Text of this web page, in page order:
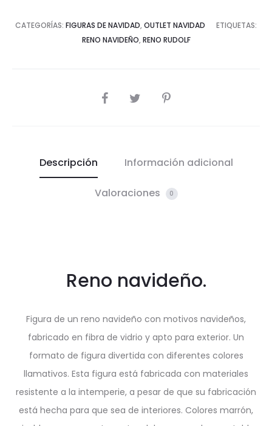
CATEGORÍAS: FIGURAS DE NAVIDAD, OUTLET NAVIDAD
ETIQUETAS:
RENO NAVIDEÑO, RENO RUDOLF
COMPARTIR
Descripción Información adicional
Valoraciones 0
Reno navideño.
Figura de un reno navideño con motivos navideños,
fabricado en fibra de vidrio y apto para exterior. Un
formato de figura divertida con diferentes colores
llamativos. Esta figura está fabricada con materiales
resistente a la intemperie, a pesar de que su fabricación
está hecha para que sea de interiores. Colores marrón,